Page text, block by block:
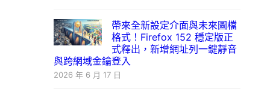
帶來全新設定介面與未來圖檔
格式！Firefox 152 穩定版正
式釋出，新增網址列一鍵靜音
與跨網域金鑰登入
2026 年 6 月 17 日